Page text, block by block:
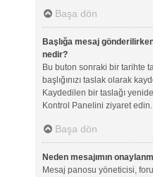
Başa dön
Başlığa mesaj
nedir?
Bu buton sonraki bir tarihte
başlığınızı taslak olarak
Kaydedilen bir taslağı
Kontrol Panelini ziyaret edin.
Başa dön
Neden mesajımın
Mesaj panosu yöneticisi,